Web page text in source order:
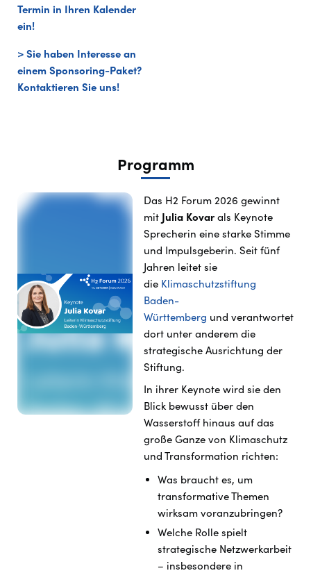
Termin in Ihren Kalender
ein!
> Sie haben Interesse an
einem Sponsoring-Paket?
Kontaktieren Sie uns!
Programm
Das H2 Forum 2026 gewinnt
mit Julia Kovar als Keynote
Sprecherin eine starke Stimme
und Impulsgeberin. Seit fünf
Jahren leitet sie
die Klimaschutzstiftung
Baden-
Württemberg und verantwortet
dort unter anderem die
strategische Ausrichtung der
Stiftung.
In ihrer Keynote wird sie den
Blick bewusst über den
Wasserstoff hinaus auf das
große Ganze von Klimaschutz
und Transformation richten:
Was braucht es, um
transformative Themen
wirksam voranzubringen?
Welche Rolle spielt
strategische Netzwerkarbeit
– insbesondere in